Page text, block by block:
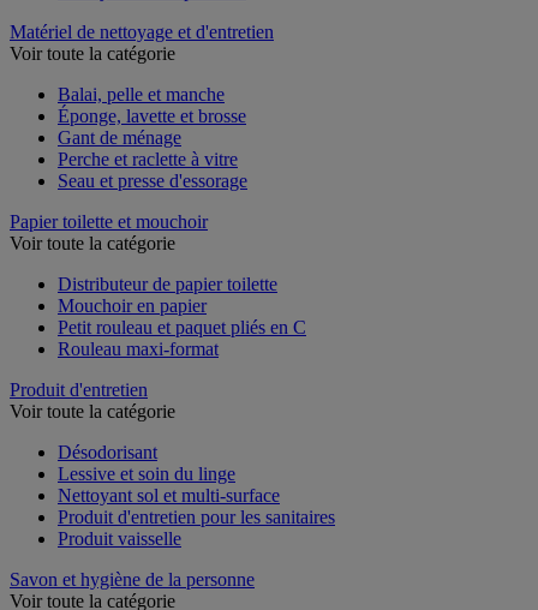
Matériel de nettoyage et d'entretien
Balai, pelle et manche
Éponge, lavette et brosse
Gant de ménage
Perche et raclette à vitre
Papier toilette et mouchoir
Distributeur de papier toilette
Mouchoir en papier
Petit rouleau et paquet pliés en C
Produit d'entretien
Désodorisant
Lessive et soin du linge
Nettoyant sol et multi-surface
Produit d'entretien pour les sanitaires
Savon et hygiène de la personne